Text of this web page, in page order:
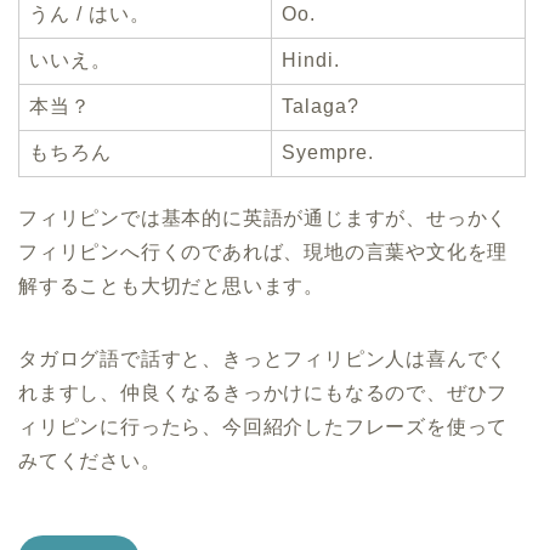
うん / はい。 Oo.
いいえ。 Hindi.
本当？ Talaga?
もちろん Syempre.
フィリピンでは基本的に英語が通じますが、せっかく
フィリピンへ行くのであれば、現地の言葉や文化を理
解することも大切だと思います。
タガログ語で話すと、きっとフィリピン人は喜んでく
れますし、仲良くなるきっかけにもなるので、ぜひフ
ィリピンに行ったら、今回紹介したフレーズを使って
みてください。